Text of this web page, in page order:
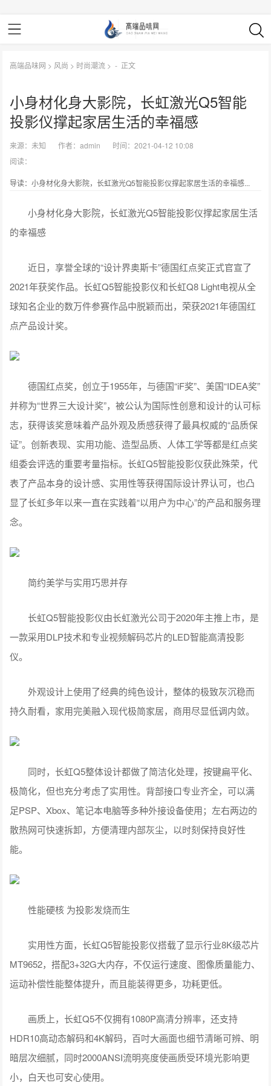
高端品味网 > 风尚 > 时尚潮流 > - 正文
小身材化身大影院，长虹激光Q5智能
投影仪撑起家居生活的幸福感
来源：未知 作者：admin
时间：2021-04-12 10:08
阅读：
导读：小身材化身大影院，长虹激光Q5智能投影仪撑起家居生活的幸福感...
小身材化身大影院，长虹激光Q5智能投影仪撑起家居生活
的幸福感
近日，享誉全球的“设计界奥斯卡”德国红点奖正式官宣了
2021年获奖作品。长虹Q5智能投影仪和长虹Q8 Light电视从全
球知名企业的数万件参赛作品中脱颖而出，荣获2021年德国红
点产品设计奖。
德国红点奖，创立于1955年，与德国“iF奖”、美国“IDEA奖”
并称为“世界三大设计奖”，被公认为国际性创意和设计的认可标
志，获得该奖意味着产品外观及质感获得了最具权威的“品质保
证”。创新表现、实用功能、造型品质、人体工学等都是红点奖
组委会评选的重要考量指标。长虹Q5智能投影仪获此殊荣，代
表了产品本身的设计感、实用性等获得国际设计界认可，也凸
显了长虹多年以来一直在实践着“以用户为中心”的产品和服务理
念。
简约美学与实用巧思并存
长虹Q5智能投影仪由长虹激光公司于2020年主推上市，是
一款采用DLP技术和专业视频解码芯片的LED智能高清投影
仪。
外观设计上使用了经典的纯色设计，整体的极致灰沉稳而
持久耐看，家用完美融入现代极简家居，商用尽显低调内敛。
同时，长虹Q5整体设计都做了简洁化处理，按键扁平化、
极简化，但也充分考虑了实用性。背部接口专业齐全，可以满
足PSP、Xbox、笔记本电脑等多种外接设备使用；左右两边的
散热网可快速拆卸，方便清理内部灰尘，以时刻保持良好性
能。
性能硬核 为投影发烧而生
实用性方面，长虹Q5智能投影仪搭载了显示行业8K级芯片
MT9652，搭配3+32G大内存，不仅运行速度、图像质量能力、
运动补偿性能整体提升，而且能装得更多，功耗更低。
画质上，长虹Q5不仅拥有1080P高清分辨率，还支持
HDR10高动态解码和4K解码，百吋大画面也细节清晰可辨、明
暗层次细腻，同时2000ANSI流明亮度使画质受环境光影响更
小，白天也可安心使用。